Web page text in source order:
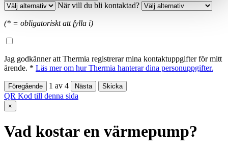
När vill du bli kontaktad?
(* = obligatoriskt att fylla i)
Jag godkänner att Thermia registrerar mina kontaktuppgifter för mitt
ärende. * Läs mer om hur Thermia hanterar dina personuppgifter.
1 av 4
QR Kod till denna sida
×
Vad kostar en värmepump?